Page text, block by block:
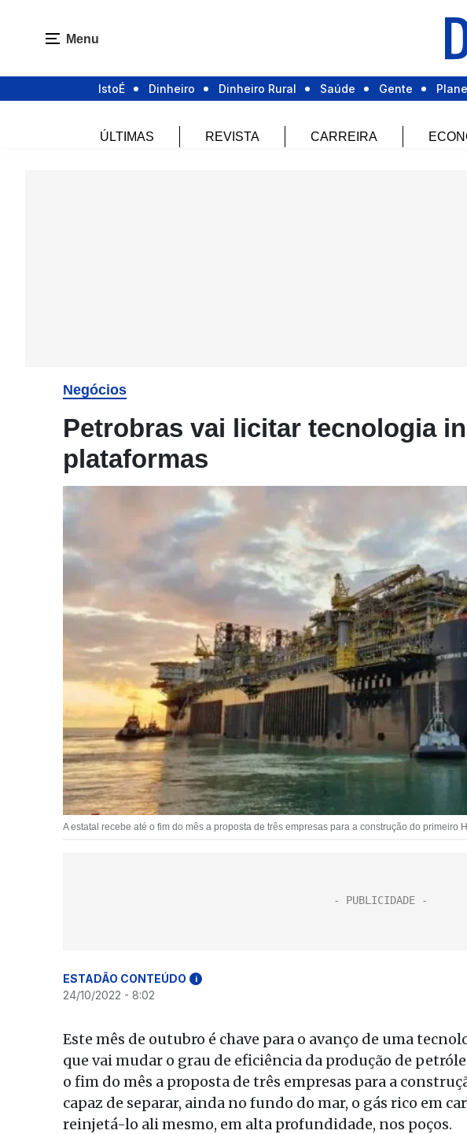
Menu
IstoÉ Dinheiro Dinheiro Rural Saúde Gente
ÚLTIMAS REVISTA CARREIRA
Negócios
Petrobras vai licitar tecnologia
plataformas
A estatal recebe até o fim do mês a proposta de três empresas para a construção do primeiro
ESTADÃO CONTEÚDO i
24/10/2022 - 8:02
Este mês de outubro é chave para o avanço de uma
que vai mudar o grau de eficiência da produção de
o fim do mês a proposta de três empresas para a
capaz de separar, ainda no fundo do mar, o gás rico em
reinjetá-lo ali mesmo, em alta profundidade, nos poços.